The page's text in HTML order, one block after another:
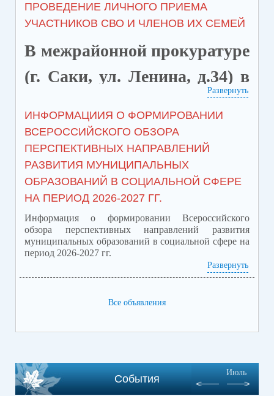
ПРОВЕДЕНИЕ ЛИЧНОГО ПРИЕМА
УЧАСТНИКОВ СВО И ЧЛЕНОВ ИХ СЕМЕЙ
В межрайонной прокуратуре
(г. Саки, ул. Ленина, д.34) в
целях защиты и
восстановления прав
участников специальной
военной операции 14.05.2026
запланировано проведение
личного приема участников
СВО и членов их семей!
Развернуть
ИНФОРМАЦИИЯ О ФОРМИРОВАНИИ
ВСЕРОССИЙСКОГО ОБЗОРА
ПЕРСПЕКТИВНЫХ НАПРАВЛЕНИЙ
РАЗВИТИЯ МУНИЦИПАЛЬНЫХ
ОБРАЗОВАНИЙ В СОЦИАЛЬНОЙ СФЕРЕ
НА ПЕРИОД 2026-2027 ГГ.
Информация о формировании Всероссийского
обзора перспективных направлений развития
муниципальных образований в социальной сфере на
период 2026-2027 гг.
Приложение обзор перспектив.pdf(скачать)
Развернуть
Все объявления
События
Июль